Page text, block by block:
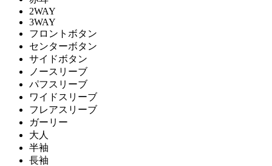
2WAY
3WAY
フロントボタン
センターボタン
サイドボタン
ノースリーブ
パフスリーブ
ワイドスリーブ
フレアスリーブ
ガーリー
大人
半袖
長袖